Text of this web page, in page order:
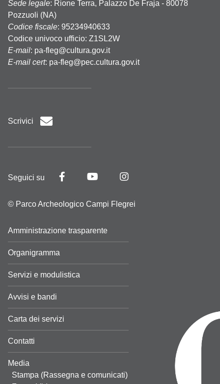
Sede legale: Rione Terra, Palazzo De Fraja - 80078
Pozzuoli (NA)
Codice fiscale: 95234940633
Codice univoco ufficio: Z1SL2W
E-mail: pa-fleg@cultura.gov.it
E-mail cert: pa-fleg@pec.cultura.gov.it
Scrivici
Seguici su
© Parco Archeologico Campi Flegrei
Amministrazione trasparente
Organigramma
Servizi e modulistica
Avvisi e bandi
Carta dei servizi
Contatti
Media
Stampa (Rassegna e comunicati)